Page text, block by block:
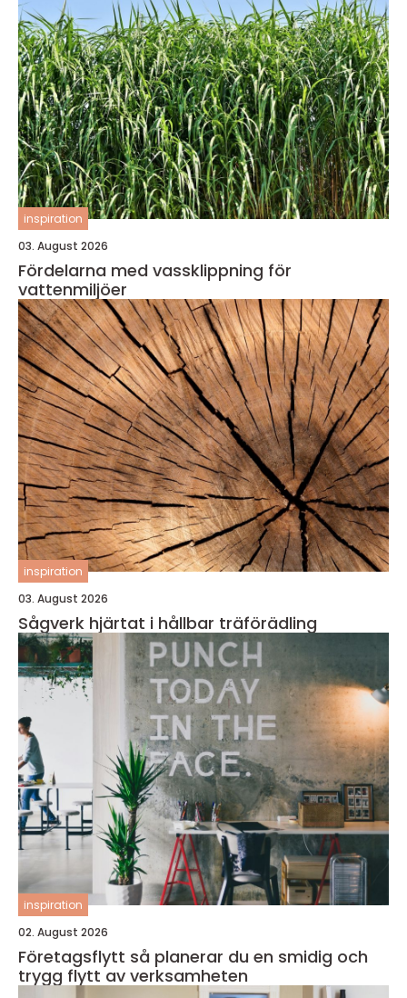
inspiration
03. August 2026
Fördelarna med vassklippning för
vattenmiljöer
inspiration
03. August 2026
Sågverk hjärtat i hållbar träförädling
inspiration
02. August 2026
Företagsflytt så planerar du en smidig och
trygg flytt av verksamheten